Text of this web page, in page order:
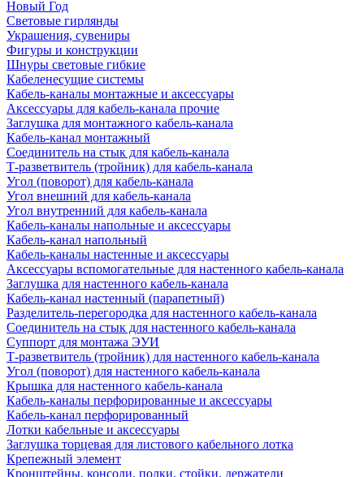
Новый Год
Световые гирлянды
Украшения, сувениры
Фигуры и конструкции
Шнуры световые гибкие
Кабеленесущие системы
Кабель-каналы монтажные и аксессуары
Аксессуары для кабель-канала прочие
Заглушка для монтажного кабель-канала
Кабель-канал монтажный
Соединитель на стык для кабель-канала
Т-разветвитель (тройник) для кабель-канала
Угол (поворот) для кабель-канала
Угол внешний для кабель-канала
Угол внутренний для кабель-канала
Кабель-каналы напольные и аксессуары
Кабель-канал напольный
Кабель-каналы настенные и аксессуары
Аксессуары вспомогательные для настенного кабель-канала
Заглушка для настенного кабель-канала
Кабель-канал настенный (парапетный)
Разделитель-перегородка для настенного кабель-канала
Соединитель на стык для настенного кабель-канала
Суппорт для монтажа ЭУИ
Т-разветвитель (тройник) для настенного кабель-канала
Угол (поворот) для настенного кабель-канала
Крышка для настенного кабель-канала
Кабель-каналы перфорированные и аксессуары
Кабель-канал перфорированный
Лотки кабельные и аксессуары
Заглушка торцевая для листового кабельного лотка
Крепежный элемент
Кронштейны, консоли, полки, стойки, держатели